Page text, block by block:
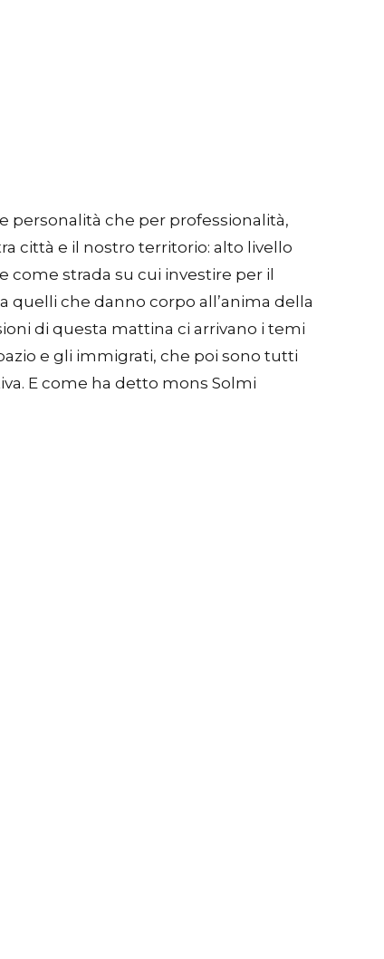
personalità che per professionalità,
città e il nostro territorio: alto livello
come strada su cui investire per il
quelli che danno corpo all’anima della
di questa mattina ci arrivano i temi
e gli immigrati, che poi sono tutti
E come ha detto mons Solmi